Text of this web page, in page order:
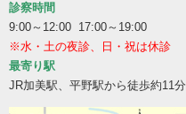
診察時間
9:00～12:00 17:00～19:00
※水・土の夜診、日・祝は休診
最寄り駅
JR加美駅、平野駅から徒歩約11分